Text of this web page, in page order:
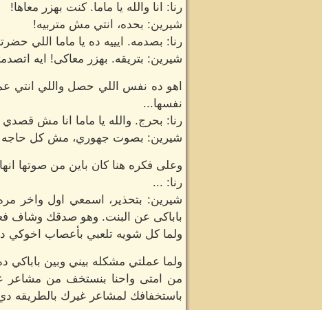
رنا: انا والله يا ماما. كنت بهزر معاها!
شيرين: بحده، انتي مش متربيه!
رنا: بصدمه. ايييه ده يا ماما اللي
شيرين: بتريقه. بهزر معاكى! ايه
اهو ده نفس اللي حصل واللي انتي
نفسها...
رنا: بحرج. والله يا ماما انا مش قصدي
شيرين: بصوت جهوري، مش كل حاجه
وعلى فكره هنا كان باين من صوتها
رنا: ...
شيرين: بتحذير، اسمعي اول واخر
باباكى عن البنت. وهو صدقك وشاف
ولما كل شويه تلعبي بأعصاب اخوكي
ولما عملتي مشكله بيني وبين باباكي
من امتى واحنا بنستخف من مشاعر
باستخفافك لمشاعر غيرك بالطريقه